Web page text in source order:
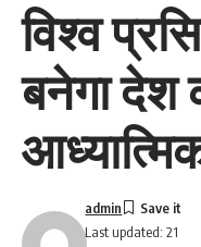
विश्व
बनेगा देश
Last updated: 21
admin